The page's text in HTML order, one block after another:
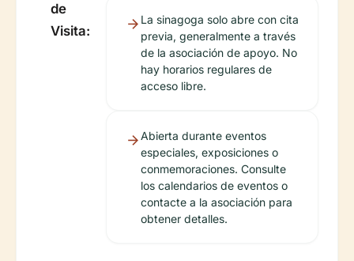
de
Visita:
La sinagoga solo abre con cita
previa, generalmente a través
de la asociación de apoyo. No
hay horarios regulares de
acceso libre.
Abierta durante eventos
especiales, exposiciones o
conmemoraciones. Consulte
los calendarios de eventos o
contacte a la asociación para
obtener detalles.